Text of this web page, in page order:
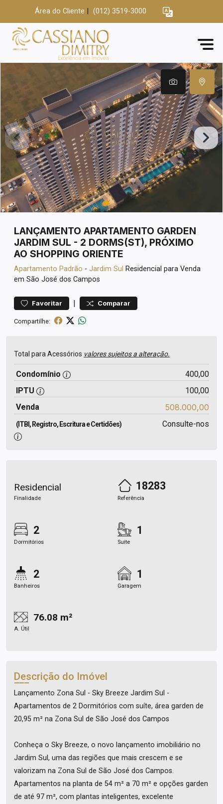
Área do Cliente (012) 3519-3000
LANÇAMENTO APARTAMENTO GARDEN
JARDIM SUL - 2 DORMS(ST), PRÓXIMO
AO SHOPPING ORIENTE
Apartamento Padrão - Jardim Sul Residencial para Venda
em São José dos Campos
Favoritar | Comparar
Compartilhe:
Total para Acessórios valores sujeitos a alteração.
Condomínio
400,00
IPTU
100,00
Venda
508.000,00
(ITBI, Registro, Escritura e Certidões) Consulte-nos
Residencial
Finalidade
18283
Referência
2
Dormitórios
1
Suite
2
Banheiros
1
Garagem
76.08 m²
A. Útil
Descrição do Imóvel
Lançamento Zona Sul - Sky Breeze Jardim Sul -
Apartamentos de 2 Dormitórios com suíte, área garden de
20,95 m² na Zona Sul de São José dos Campos
Conheça o Sky Breeze, o novo lançamento imobiliário no
Jardim Sul, uma das regiões que mais crescem e se
valorizam na Zona Sul de São José dos Campos.
Apartamentos na planta de 54 m² a 70 m² e opções garden
de até 97 m², com plantas inteligentes, excelente